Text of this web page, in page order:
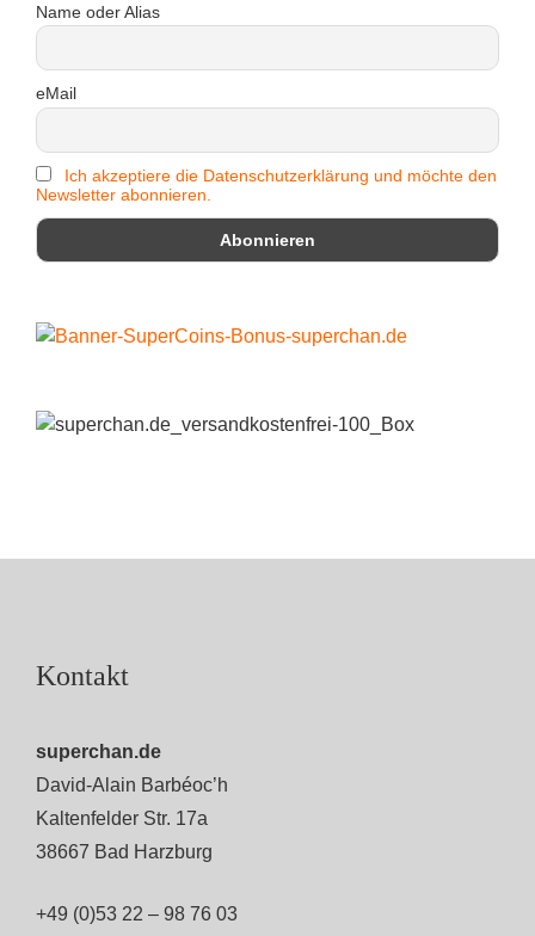
Name oder Alias
eMail
Ich akzeptiere die Datenschutzerklärung und möchte den
Newsletter abonnieren.
Kontakt
superchan.de
David-Alain Barbéoc’h
Kaltenfelder Str. 17a
38667 Bad Harzburg
+49 (0)53 22 – 98 76 03